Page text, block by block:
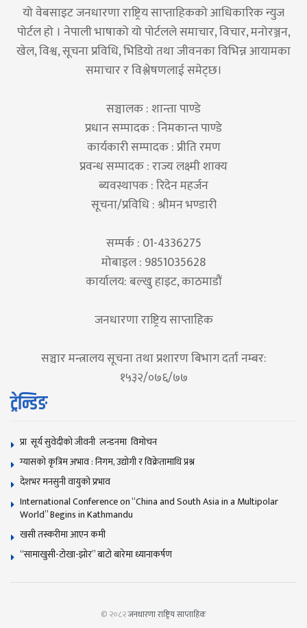
यो वेबसाइट जनधारणा राष्ट्रिय साप्ताहिकको आधिकारिक न्युज
पोर्टल हो । नेपाली भाषाको यो पोर्टलले समाचार, विचार, मनोरञ्जन,
खेल, विश्व, सूचना प्रविधि, भिडियो तथा जीवनका विभिन्न आयामका
समाचार र विश्लेषणलाई समेट्छ।
सञ्चालक : शान्ता पाण्डे
प्रधान सम्पादक : निमकान्त पाण्डे
कार्यकारी सम्पादक : प्रीति रमण
प्रवन्ध सम्पादक : राज्य लक्ष्मी शाक्य
ब्यवस्थापक : रिदेन महर्जन
सूचना/प्रविधि : श्रीमन भण्डारी
सम्पर्क : 01-4336275
मोबाइल : 9851035628
कार्यालय: बल्खु हाइट, काठमाडौं
जनधारणा राष्ट्रिय साप्ताहिक
सञ्चार मन्त्रालय सूचना तथा प्रशारण बिभाग दर्ता नम्बर:
१५३२/०७६/७७
ट्रेन्डिङ
प्रा सूर्य सुवेदीको जीवनी लन्डनमा विमोचन
ग्यासको कृत्रिम अभाव : निगम, उद्योगी र विक्रेतामाथि प्रश्न
देशभर मनसुनी वायुको प्रभाव
International Conference on “China and South Asia in a Multipolar
World” Begins in Kathmandu
खसी तस्करीमा आएन कमी
“सामाखुसी-टोखा-झोर” बाटो बारेमा ध्यानाकर्षण
© २०८२जनधारणा राष्ट्रिय साप्ताहिक